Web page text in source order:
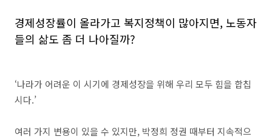
경제성장률이 올라가고 복지정책이 많아지면, 노동자
들의 삶도 좀 더 나아질까?
‘나라가 어려운 이 시기에 경제성장을 위해 우리 모두 힘을 합칩
시다.’
여러 가지 변용이 있을 수 있지만, 박정희 정권 때부터 지속적으